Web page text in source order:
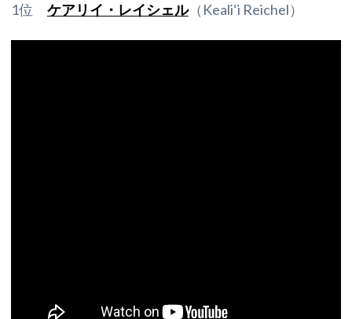
1位 ケアリイ・レイシェル（Keali‘i Reichel）